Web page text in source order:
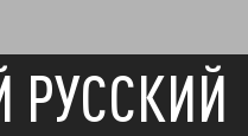
РУССКИЙ